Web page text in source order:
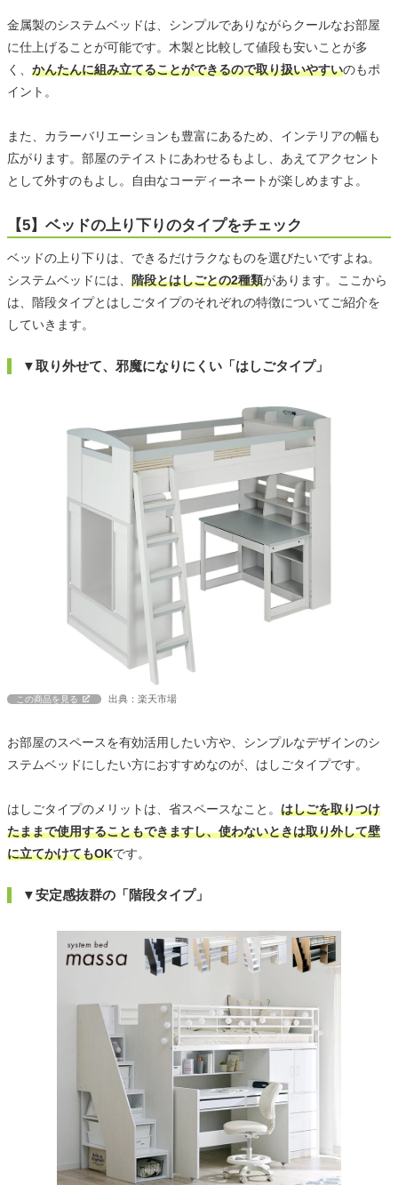
金属製のシステムベッドは、シンプルでありながらクールなお部屋
に仕上げることが可能です。木製と比較して値段も安いことが多
く、 かんたんに組み立てることができるので取り扱いやすいのもポ
イント。
また、カラーバリエーションも豊富にあるため、インテリアの幅も
広がります。部屋のテイストにあわせるもよし、あえてアクセント
として外すのもよし。自由なコーディーネートが楽しめますよ。
【5】ベッドの上り下りのタイプをチェック
ベッドの上り下りは、できるだけラクなものを選びたいですよね。
システムベッドには、 階段とはしごとの2種類があります。ここから
は、階段タイプとはしごタイプのそれぞれの特徴についてご紹介を
していきます。
▼取り外せて、邪魔になりにくい「はしごタイプ」
この商品を見る 出典：楽天市場
お部屋のスペースを有効活用したい方や、シンプルなデザインのシ
ステムベッドにしたい方におすすめなのが、はしごタイプです。
はしごタイプのメリットは、省スペースなこと。 はしごを取りつけ
たままで使用することもできますし、使わないときは取り外して壁
に立てかけてもOKです。
▼安定感抜群の「階段タイプ」